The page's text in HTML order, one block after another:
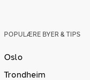
POPULÆRE BYER & TIPS
Oslo
Trondheim